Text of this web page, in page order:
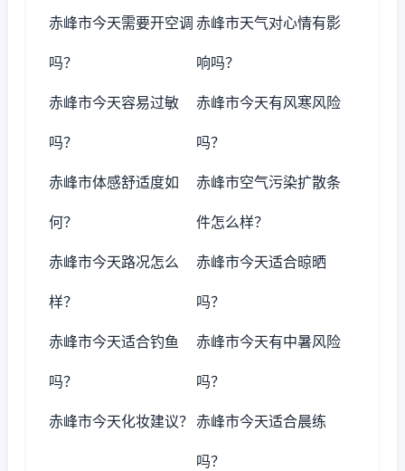
赤峰市今天需要开空调
吗？
赤峰市天气对心情有影
响吗？
赤峰市今天容易过敏
吗？
赤峰市今天有风寒风险
吗？
赤峰市体感舒适度如
何？
赤峰市空气污染扩散条
件怎么样？
赤峰市今天路况怎么
样？
赤峰市今天适合晾晒
吗？
赤峰市今天适合钓鱼
吗？
赤峰市今天有中暑风险
吗？
赤峰市今天化妆建议？ 赤峰市今天适合晨练
吗？